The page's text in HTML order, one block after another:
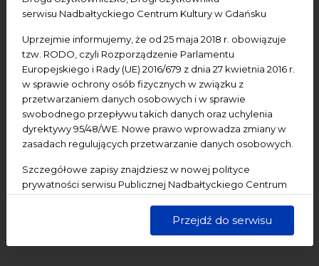
serwisu Nadbałtyckiego Centrum Kultury w Gdańsku
Uprzejmie informujemy, że od 25 maja 2018 r. obowiązuje
tzw. RODO, czyli Rozporządzenie Parlamentu
Europejskiego i Rady (UE) 2016/679 z dnia 27 kwietnia 2016 r.
w sprawie ochrony osób fizycznych w związku z
przetwarzaniem danych osobowych i w sprawie
swobodnego przepływu takich danych oraz uchylenia
dyrektywy 95/48/WE. Nowe prawo wprowadza zmiany w
zasadach regulujących przetwarzanie danych osobowych.
Szczegółowe zapisy znajdziesz w nowej polityce
prywatności serwisu Publicznej Nadbałtyckiego Centrum
dane są przetwarzane w sposób bezpieczny, z należytą
starannością i zgodnie z obowiązującymi przepisami.
Przejdź do serwisu
Liderów Kultury – Nagrody Teodoryjest Samorząd
Województwa Pomorskiego, a jej
organizatorem Nadbałtyckie Centrum Kultury w
Gdańsku. Celem tego wyróżnienia jest uhonorowanie
osób, które poprzez działania kulturalne budują
pozytywną zmianę w swoich lokalnych społecznościach.
Nagroda podkreśla rolę liderów i liderek, którzy
inspirują, integrują społeczności i tworzą nowe
przestrzenie dla kultury.
Z rąk Pana Marszałka oraz przewodniczącej Jury –
dyrektorki Muzeum – Kaszubskiego Parku
Etnograficznego im. Teodory i Izydora Gulgowskich we
Wdzydzach, nagrodę za 2025 rok otrzymali: